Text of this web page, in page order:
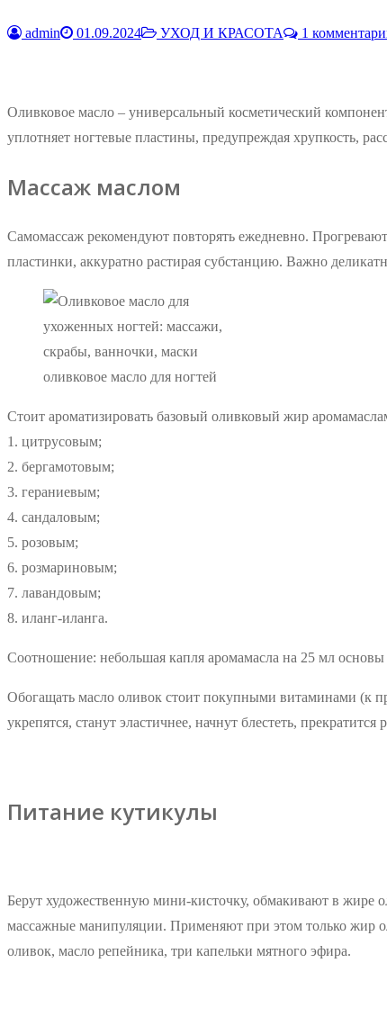
admin 01.09.2024 УХОД И КРАСОТА 1
Оливковое масло – универсальный косметический
уплотняет ногтевые пластины, предупреждая хрупкость,
Массаж маслом
Самомассаж рекомендуют повторять ежедневно.
пластинки, аккуратно растирая субстанцию. Важно
оливковое масло для ногтей
Стоит ароматизировать базовый оливковый жир
1. цитрусовым;
2. бергамотовым;
3. гераниевым;
4. сандаловым;
5. розовым;
6. розмариновым;
7. лавандовым;
8. иланг-иланга.
Соотношение: небольшая капля аромамасла на 25 мл
Обогащать масло оливок стоит покупными витаминами (к
укрепятся, станут эластичнее, начнут блестеть, прекратится
Питание кутикулы
Берут художественную мини-кисточку, обмакивают в жире
массажные манипуляции. Применяют при этом только жир
оливок, масло репейника, три капельки мятного эфира.